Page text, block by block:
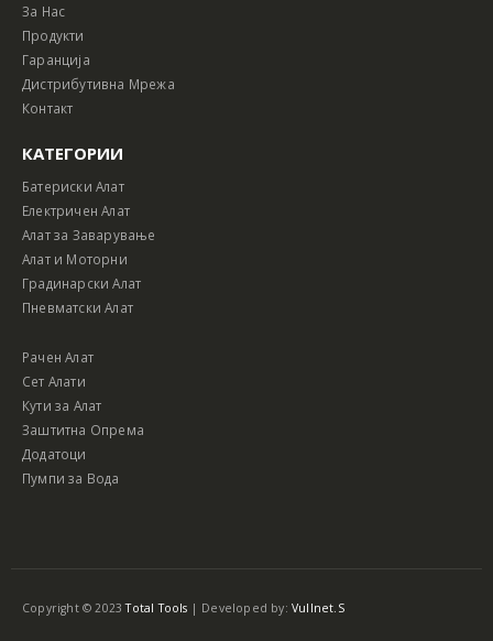
За Нас
Продукти
Гаранција
Дистрибутивна Мрежа
Контакт
КАТЕГОРИИ
Батериски Алат
Електричен Алат
Алат за Заварување
Алат и Моторни
Градинарски Алат
Пневматски Алат
Рачен Алат
Сет Алати
Кути за Алат
Заштитна Опрема
Додатоци
Пумпи за Вода
Copyright © 2023Total Tools | Developed by:Vullnet.S